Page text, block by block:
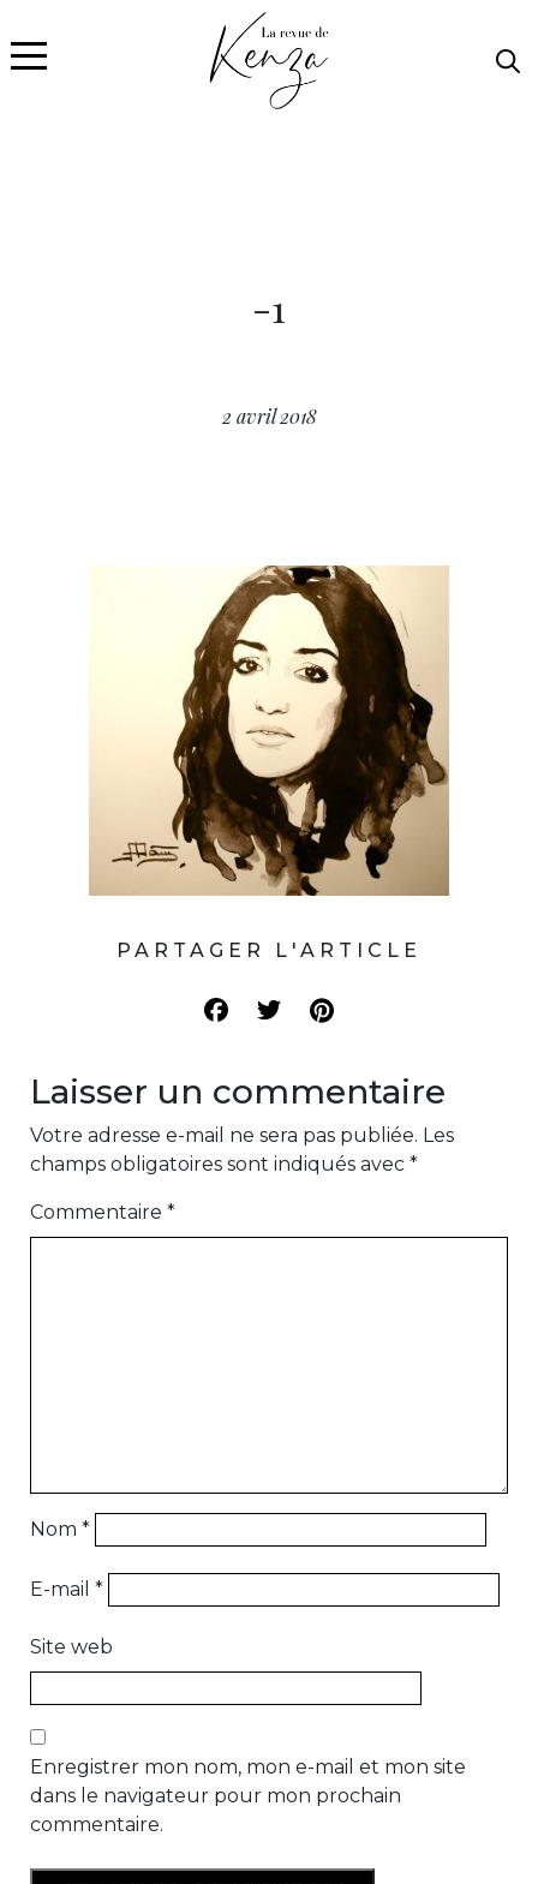
-1
2 avril 2018
PARTAGER L'ARTICLE
Laisser un commentaire
Votre adresse e-mail ne sera pas publiée. Les
champs obligatoires sont indiqués avec *
Commentaire *
Nom *
E-mail *
Site web
Enregistrer mon nom, mon e-mail et mon site
dans le navigateur pour mon prochain
commentaire.